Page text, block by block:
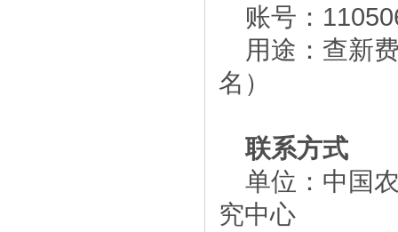
账号：
用途：查新
名）
联系方式
单位：中国
究中心